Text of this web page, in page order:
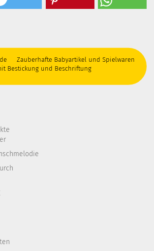
Zauberhafte Babyartikel und Spielwaren
Bestickung und Beschriftung